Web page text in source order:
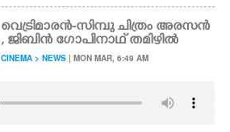
വെട്രിമാരൻ-സിമ്പു ചിത്രം അരസൻ
, ജിബിൻ ഗോപിനാഥ് തമിഴിൽ
CINEMA > NEWS | MON MAR, 6:49 AM